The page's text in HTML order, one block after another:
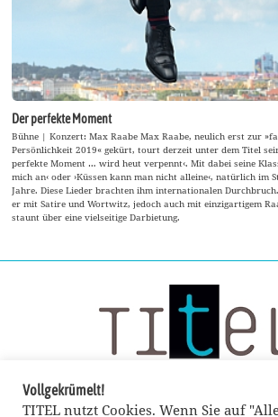
Der perfekte Moment
Bühne | Konzert: Max Raabe Max Raabe, neulich erst zur
Persönlichkeit 2019« gekürt, tourt derzeit unter dem Titel
perfekte Moment … wird heut verpennt‹. Mit dabei seine
mich an‹ oder ›Küssen kann man nicht alleine‹, natürlich im
Jahre. Diese Lieder brachten ihm internationalen
er mit Satire und Wortwitz, jedoch auch mit einzigartigem
staunt über eine vielseitige Darbietung.
Vollgekrümelt!
TITEL nutzt Cookies. Wenn Sie auf